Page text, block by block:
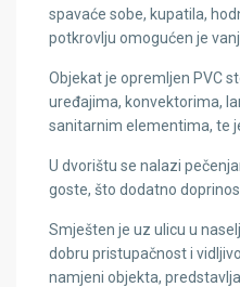
spavaće sobe, kupatila,
potkrovlju omogućen je
Objekat je opremljen PVC
uređajima, konvektorima,
sanitarnim elementima, te
U dvorištu se nalazi
goste, što dodatno
Smješten je uz ulicu u
dobru pristupačnost i
namjeni objekta,